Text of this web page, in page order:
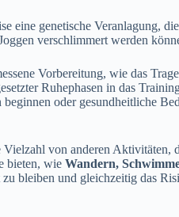
eine genetische Veranlagung,
verschlimmert werden
Vorbereitung, wie das
Ruhephasen in das
oder gesundheitliche
von anderen Aktivitäten,
bieten, wie Wandern,
bleiben und gleichzeitig das